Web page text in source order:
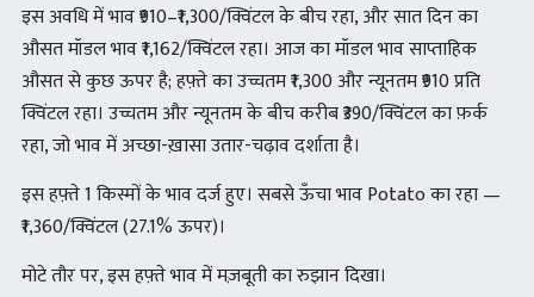
इस अवधि में भाव ₹910–₹1,300/क्विंटल के बीच रहा, और सात दिन का
औसत मॉडल भाव ₹1,162/क्विंटल रहा। आज का मॉडल भाव साप्ताहिक
औसत से कुछ ऊपर है; हफ़्ते का उच्चतम ₹1,300 और न्यूनतम ₹910 प्रति
क्विंटल रहा। उच्चतम और न्यूनतम के बीच करीब ₹390/क्विंटल का फ़र्क
रहा, जो भाव में अच्छा-ख़ासा उतार-चढ़ाव दर्शाता है।
इस हफ़्ते 1 किस्मों के भाव दर्ज हुए। सबसे ऊँचा भाव Potato का रहा —
₹1,360/क्विंटल (27.1% ऊपर)।
मोटे तौर पर, इस हफ़्ते भाव में मज़बूती का रुझान दिखा।